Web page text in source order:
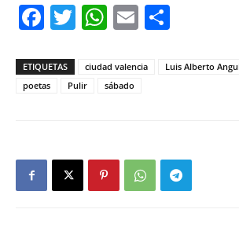
Facebook
Twitter
WhatsApp
Email
ETIQUETAS ciudad valencia Luis Alberto
poetas
Pulir sábado